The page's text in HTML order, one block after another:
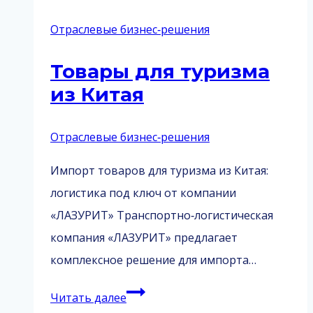
Отраслевые бизнес‑решения
Товары для туризма
из Китая
Отраслевые бизнес‑решения
Импорт товаров для туризма из Китая:
логистика под ключ от компании
«ЛАЗУРИТ» Транспортно‑логистическая
компания «ЛАЗУРИТ» предлагает
комплексное решение для импорта…
Читать далееТовары